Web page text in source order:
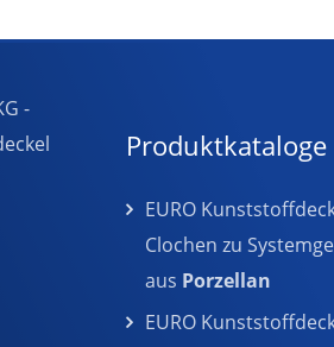
Produktkataloge
EURO
Clochen zu
aus Porzellan
EURO